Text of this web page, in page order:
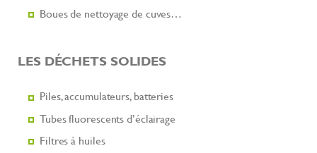
Boues de nettoyage de cuves…
LES DÉCHETS SOLIDES
Piles, accumulateurs, batteries
Tubes fluorescents d’éclairage
Filtres à huiles